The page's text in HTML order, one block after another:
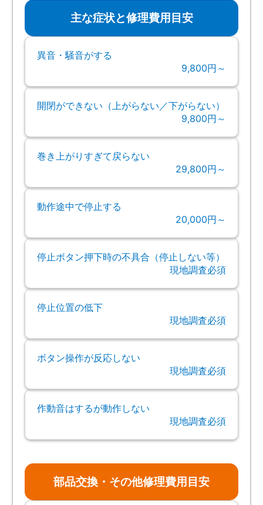
主な症状と修理費用目安
異音・騒音がする
9,800円～
開閉ができない（上がらない／下がらない）
9,800円～
巻き上がりすぎて戻らない
29,800円～
動作途中で停止する
20,000円～
停止ボタン押下時の不具合（停止しない等）
現地調査必須
停止位置の低下
現地調査必須
ボタン操作が反応しない
現地調査必須
作動音はするが動作しない
現地調査必須
部品交換・その他修理費用目安